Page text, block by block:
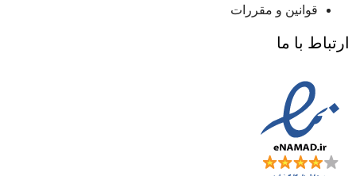
قوانین و مقررات
ارتباط با ما